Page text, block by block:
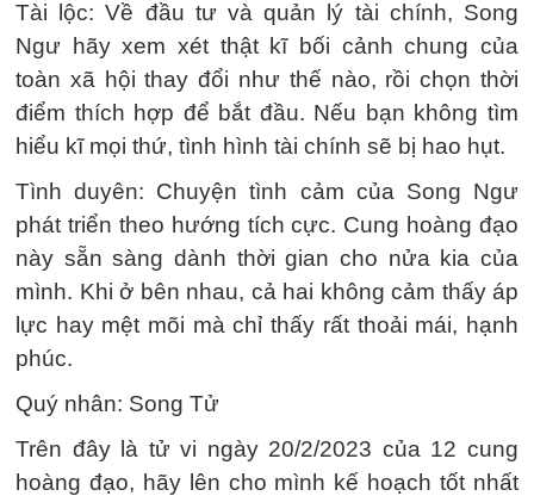
Tài lộc: Về đầu tư và quản lý tài chính, Song
Ngư hãy xem xét thật kĩ bối cảnh chung của
toàn xã hội thay đổi như thế nào, rồi chọn thời
điểm thích hợp để bắt đầu. Nếu bạn không tìm
hiểu kĩ mọi thứ, tình hình tài chính sẽ bị hao hụt.
Tình duyên: Chuyện tình cảm của Song Ngư
phát triển theo hướng tích cực. Cung hoàng đạo
này sẵn sàng dành thời gian cho nửa kia của
mình. Khi ở bên nhau, cả hai không cảm thấy áp
lực hay mệt mõi mà chỉ thấy rất thoải mái, hạnh
phúc.
Quý nhân: Song Tử
Trên đây là tử vi ngày 20/2/2023 của 12 cung
hoàng đạo, hãy lên cho mình kế hoạch tốt nhất